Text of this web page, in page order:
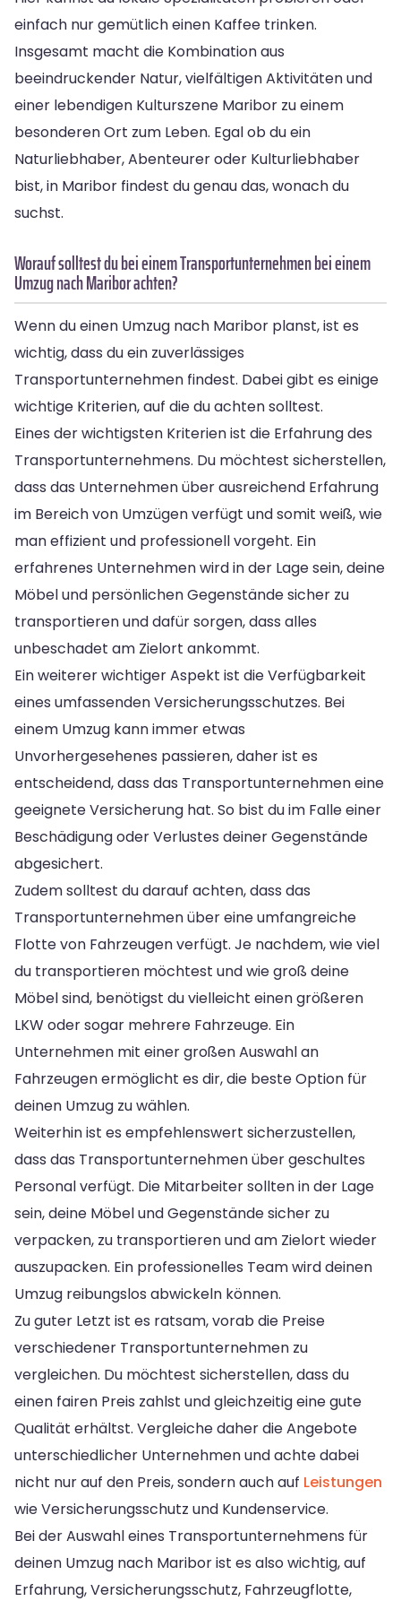
einfach nur gemütlich einen Kaffee trinken.
Insgesamt macht die Kombination aus
beeindruckender Natur, vielfältigen Aktivitäten und
einer lebendigen Kulturszene Maribor zu einem
besonderen Ort zum Leben. Egal ob du ein
Naturliebhaber, Abenteurer oder Kulturliebhaber
bist, in Maribor findest du genau das, wonach du
suchst.
Worauf solltest du bei einem Transportunternehmen bei einem
Umzug nach Maribor achten?
Wenn du einen Umzug nach Maribor planst, ist es
wichtig, dass du ein zuverlässiges
Transportunternehmen findest. Dabei gibt es einige
wichtige Kriterien, auf die du achten solltest.
Eines der wichtigsten Kriterien ist die Erfahrung des
Transportunternehmens. Du möchtest sicherstellen,
dass das Unternehmen über ausreichend Erfahrung
im Bereich von Umzügen verfügt und somit weiß, wie
man effizient und professionell vorgeht. Ein
erfahrenes Unternehmen wird in der Lage sein, deine
Möbel und persönlichen Gegenstände sicher zu
transportieren und dafür sorgen, dass alles
unbeschadet am Zielort ankommt.
Ein weiterer wichtiger Aspekt ist die Verfügbarkeit
eines umfassenden Versicherungsschutzes. Bei
einem Umzug kann immer etwas
Unvorhergesehenes passieren, daher ist es
entscheidend, dass das Transportunternehmen eine
geeignete Versicherung hat. So bist du im Falle einer
Beschädigung oder Verlustes deiner Gegenstände
abgesichert.
Zudem solltest du darauf achten, dass das
Transportunternehmen über eine umfangreiche
Flotte von Fahrzeugen verfügt. Je nachdem, wie viel
du transportieren möchtest und wie groß deine
Möbel sind, benötigst du vielleicht einen größeren
LKW oder sogar mehrere Fahrzeuge. Ein
Unternehmen mit einer großen Auswahl an
Fahrzeugen ermöglicht es dir, die beste Option für
deinen Umzug zu wählen.
Weiterhin ist es empfehlenswert sicherzustellen,
dass das Transportunternehmen über geschultes
Personal verfügt. Die Mitarbeiter sollten in der Lage
sein, deine Möbel und Gegenstände sicher zu
verpacken, zu transportieren und am Zielort wieder
auszupacken. Ein professionelles Team wird deinen
Umzug reibungslos abwickeln können.
Zu guter Letzt ist es ratsam, vorab die Preise
verschiedener Transportunternehmen zu
vergleichen. Du möchtest sicherstellen, dass du
einen fairen Preis zahlst und gleichzeitig eine gute
Qualität erhältst. Vergleiche daher die Angebote
unterschiedlicher Unternehmen und achte dabei
nicht nur auf den Preis, sondern auch auf Leistungen
wie Versicherungsschutz und Kundenservice.
Bei der Auswahl eines Transportunternehmens für
deinen Umzug nach Maribor ist es also wichtig, auf
Erfahrung, Versicherungsschutz, Fahrzeugflotte,